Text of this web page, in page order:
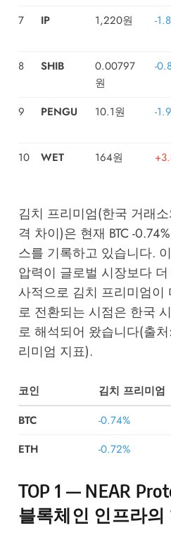
7 IP 1,220원 -
8 SHIB
0.00797
원
-
9
PENGU 10.1원 -
10 WET 164원
김치 프리미엄(한국 거래
격 차이)은 현재 BTC -
스를 기록하고 있습니다.
압력이 글로벌 시장보다
사적으로 김치 프리미엄이
로 전환되는 시점은 한국
로 해석되어 왔습니다(출
리미엄 지표).
코인
김치 프리미엄
BTC
-0.74%
ETH
-0.72%
TOP 1 — NEAR
블록체인 인프라의